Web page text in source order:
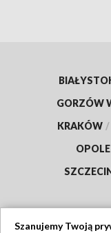
GORZÓW
KRAKÓW /
OPOLE
Szanujemy Twoją